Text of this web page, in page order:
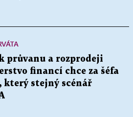
průvanu a rozprodeji
financí chce za šéfa
který stejný scénář